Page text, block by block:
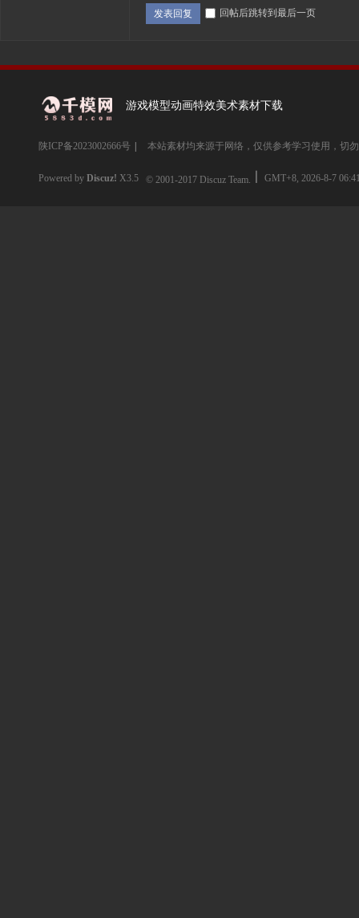
发表回复 回帖后跳转到最后一页
游戏模型动画特效美术素材下载
陕ICP备2023002666号 本站素材均来源于网络，仅供参考学习使用，切
Powered by Discuz! X3.5 © 2001-2017 Discuz Team. GMT+8, 2026-8-7